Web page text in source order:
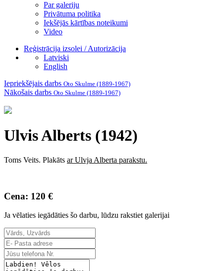
Par galeriju
Privātuma politika
Iekšējās kārtības noteikumi
Video
Reģistrācija izsolei / Autorizācija
Latviski
English
Iepriekšējais darbs Oto Skulme (1889-1967)
Nākošais darbs Oto Skulme (1889-1967)
Ulvis Alberts (1942)
Toms Veits. Plakāts ar Ulvja Alberta parakstu.
Cena: 120 €
Ja vēlaties iegādāties šo darbu, lūdzu rakstiet galerijai